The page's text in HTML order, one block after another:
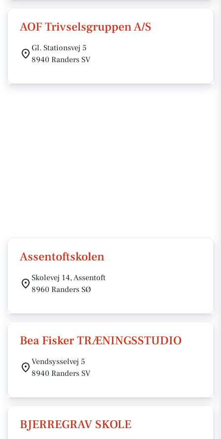
AOF Trivselsgruppen A/S
Gl. Stationsvej 5
8940 Randers SV
Assentoftskolen
Skolevej 14, Assentoft
8960 Randers SØ
Bea Fisker TRÆNINGSSTUDIO
Vendsysselvej 5
8940 Randers SV
BJERREGRAV SKOLE